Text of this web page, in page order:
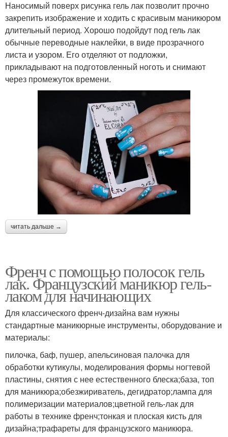
Наносимый поверх рисунка гель лак позволит прочно
закрепить изображение и ходить с красивым маникюром
длительный период. Хорошо подойдут под гель лак
обычные переводные наклейки, в виде прозрачного
листа и узором. Его отделяют от подложки,
прикладывают на подготовленный ноготь и снимают
через промежуток времени.
читать дальше →
Френч с помощью полосок гель
лак. Французский маникюр гель-
лаком для начинающих
Для классического френч-дизайна вам нужны
стандартные маникюрные инструменты, оборудование и
материалы:
пилочка, баф, пушер, апельсиновая палочка для
обработки кутикулы, моделирования формы ногтевой
пластины, снятия с нее естественного блеска;база, топ
для маникюра;обезжириватель, дегидратор;лампа для
полимеризации материалов;цветной гель-лак для
работы в технике френч;тонкая и плоская кисть для
дизайна;трафареты для французского маникюра.